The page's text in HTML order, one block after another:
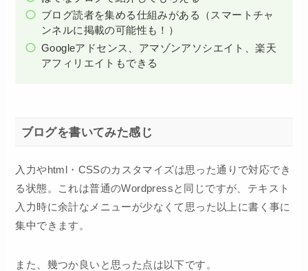
ブログ読者を集める仕組みがある（スマートチャ
ンネルに掲載の可能性も！）
Googleアドセンス、アマゾンアソシエイト、楽天
アフィリエイトもできる
ブログを書いてみた感じ
入力やhtml・CSSのカスタマイズは思った通りで対応でき
る状態。これは普通のWordpressと同じですが、テキスト
入力時に余計なメニューが少なくて思った以上に書く事に
集中できます。
また、幾つか良いと思った点は以下です。